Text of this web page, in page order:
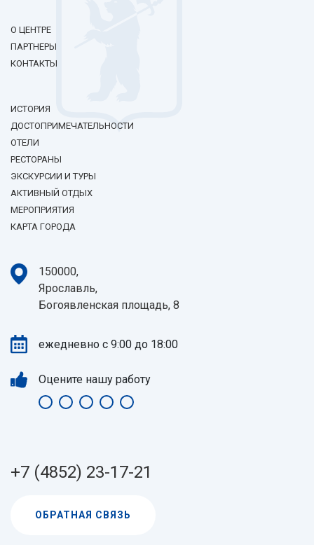
О ЦЕНТРЕ
ПАРТНЕРЫ
КОНТАКТЫ
ИСТОРИЯ
ДОСТОПРИМЕЧАТЕЛЬНОСТИ
ОТЕЛИ
РЕСТОРАНЫ
ЭКСКУРСИИ И ТУРЫ
АКТИВНЫЙ ОТДЫХ
МЕРОПРИЯТИЯ
КАРТА ГОРОДА
150000,
Ярославль,
Богоявленская площадь, 8
ежедневно с 9:00 до 18:00
Оцените нашу работу
+7 (4852) 23-17-21
ОБРАТНАЯ СВЯЗЬ